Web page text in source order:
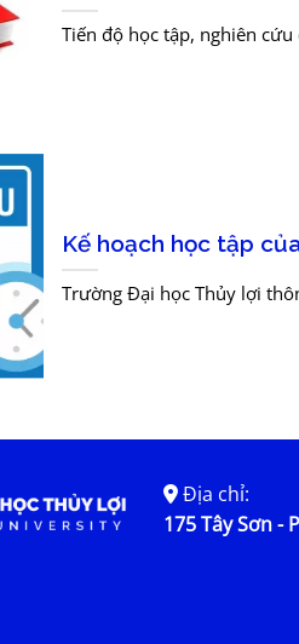
Tiến độ học tập, nghiên
Kế hoạch học tập
Trường Đại học Thủy lợi
Địa chỉ:
175 Tây Sơn -